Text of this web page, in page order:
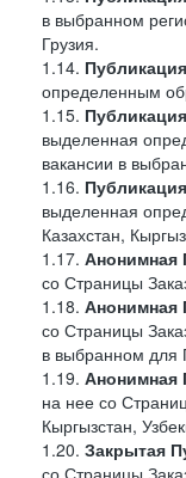
в выбранном
Грузия.
1.14.
определенным
1.15.
выделенная
вакансии в
1.16.
выделенная
Казахстан,
1.17. Анонимная
со Страницы
1.18. Анонимная
со Страницы
в выбранном для
1.19. Анонимная
на нее со
Кыргызстан,
1.20. Закрытая
со Страницы